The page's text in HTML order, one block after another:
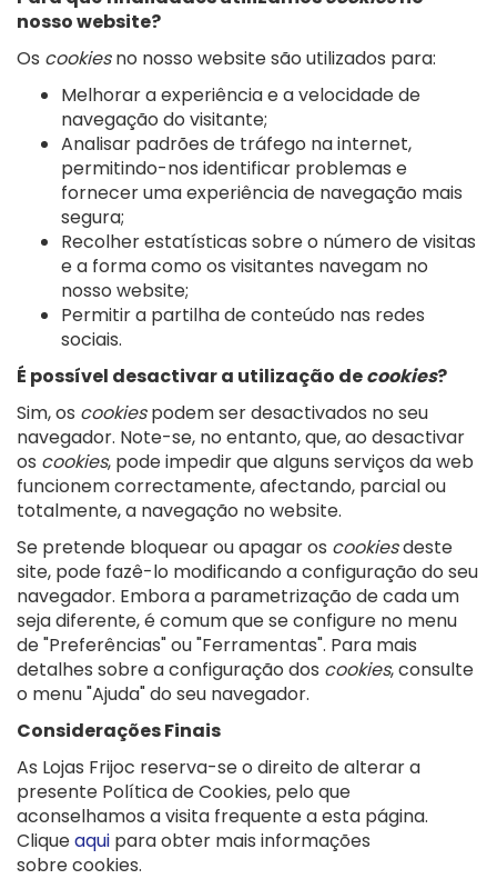
nosso website?
Os cookiesno nosso website são utilizados para:
Melhorar a experiência e a velocidade de
navegação do visitante;
Analisar padrões de tráfego na internet,
permitindo-nos identificar problemas e
fornecer uma experiência de navegação mais
segura;
Recolher estatísticas sobre o número de visitas
e a forma como os visitantes navegam no
nosso website;
Permitir a partilha de conteúdo nas redes
sociais.
É possível desactivar a utilização decookies?
Sim, os cookiespodem ser desactivados no seu
navegador. Note-se, no entanto, que, ao desactivar
os cookies, pode impedir que alguns serviços da web
funcionem correctamente, afectando, parcial ou
totalmente, a navegação no website.
Se pretende bloquear ou apagar os cookiesdeste
site, pode fazê-lo modificando a configuração do seu
navegador. Embora a parametrização de cada um
seja diferente, é comum que se configure no menu
de "Preferências" ou "Ferramentas". Para mais
detalhes sobre a configuração dos cookies, consulte
o menu "Ajuda" do seu navegador.​
Considerações Finais
As Lojas Frijoc reserva-se o direito de alterar a
presente Política de Cookies, pelo que
aconselhamos a visita frequente a esta página.
Cliqueaqui para obter mais informações
sobre cookies.